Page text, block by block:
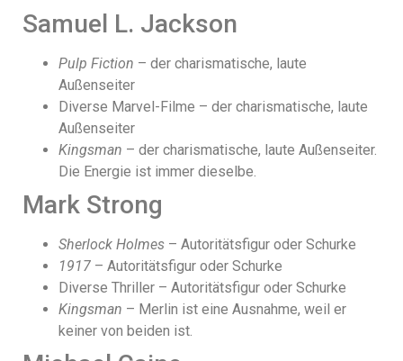
Samuel L. Jackson
Pulp Fiction – der charismatische, laute
Außenseiter
Diverse Marvel-Filme – der charismatische, laute
Außenseiter
Kingsman – der charismatische, laute Außenseiter.
Die Energie ist immer dieselbe.
Mark Strong
Sherlock Holmes – Autoritätsfigur oder Schurke
1917 – Autoritätsfigur oder Schurke
Diverse Thriller – Autoritätsfigur oder Schurke
Kingsman – Merlin ist eine Ausnahme, weil er
keiner von beiden ist.